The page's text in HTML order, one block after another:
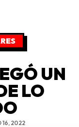
UN
LO
16, 2022